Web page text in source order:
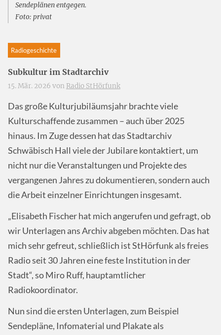
Sendeplänen entgegen.
Foto: privat
Radiogeschichte
Subkultur im Stadtarchiv
15. Mär. 2026 von Radio StHörfunk
Das große Kulturjubiläumsjahr brachte viele
Kulturschaffende zusammen – auch über 2025
hinaus. Im Zuge dessen hat das Stadtarchiv
Schwäbisch Hall viele der Jubilare kontaktiert, um
nicht nur die Veranstaltungen und Projekte des
vergangenen Jahres zu dokumentieren, sondern auch
die Arbeit einzelner Einrichtungen insgesamt.
„Elisabeth Fischer hat mich angerufen und gefragt, ob
wir Unterlagen ans Archiv abgeben möchten. Das hat
mich sehr gefreut, schließlich ist StHörfunk als freies
Radio seit 30 Jahren eine feste Institution in der
Stadt“, so Miro Ruff, hauptamtlicher
Radiokoordinator.
Nun sind die ersten Unterlagen, zum Beispiel
Sendepläne, Infomaterial und Plakate als